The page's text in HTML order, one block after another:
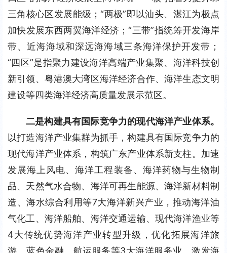
三角核心区发展能级；“两极”即以汕头、湛江为极点
加快发展东西两翼海洋经济；“三带”指统筹开发海岸
带、近海海域和深远海海域三条海洋保护开发带；
“四区”是指聚力建设海洋高端产业集聚、海洋科技创
新引领、粤港澳大湾区海洋经济合作、海洋生态文明
建设等四类海洋经济高质量发展示范区。
二是构建具有国际竞争力的现代海洋产业体系。
以打造海洋产业集群为抓手，构建具有国际竞争力的
现代海洋产业体系，构筑广东产业体系新支柱。加速
发展海上风电、海洋工程装备、海洋药物与生物制
品、天然气水合物、海洋可再生能源、海洋新材料制
造、海水综合利用等7大海洋新兴产业，推动海洋油
气化工、海洋船舶、海洋交通运输、现代海洋渔业等
4大传统优势海洋产业转型升级，优化拓展海洋旅
游、蓝色金融、航运服务等3大海洋服务业，激发海